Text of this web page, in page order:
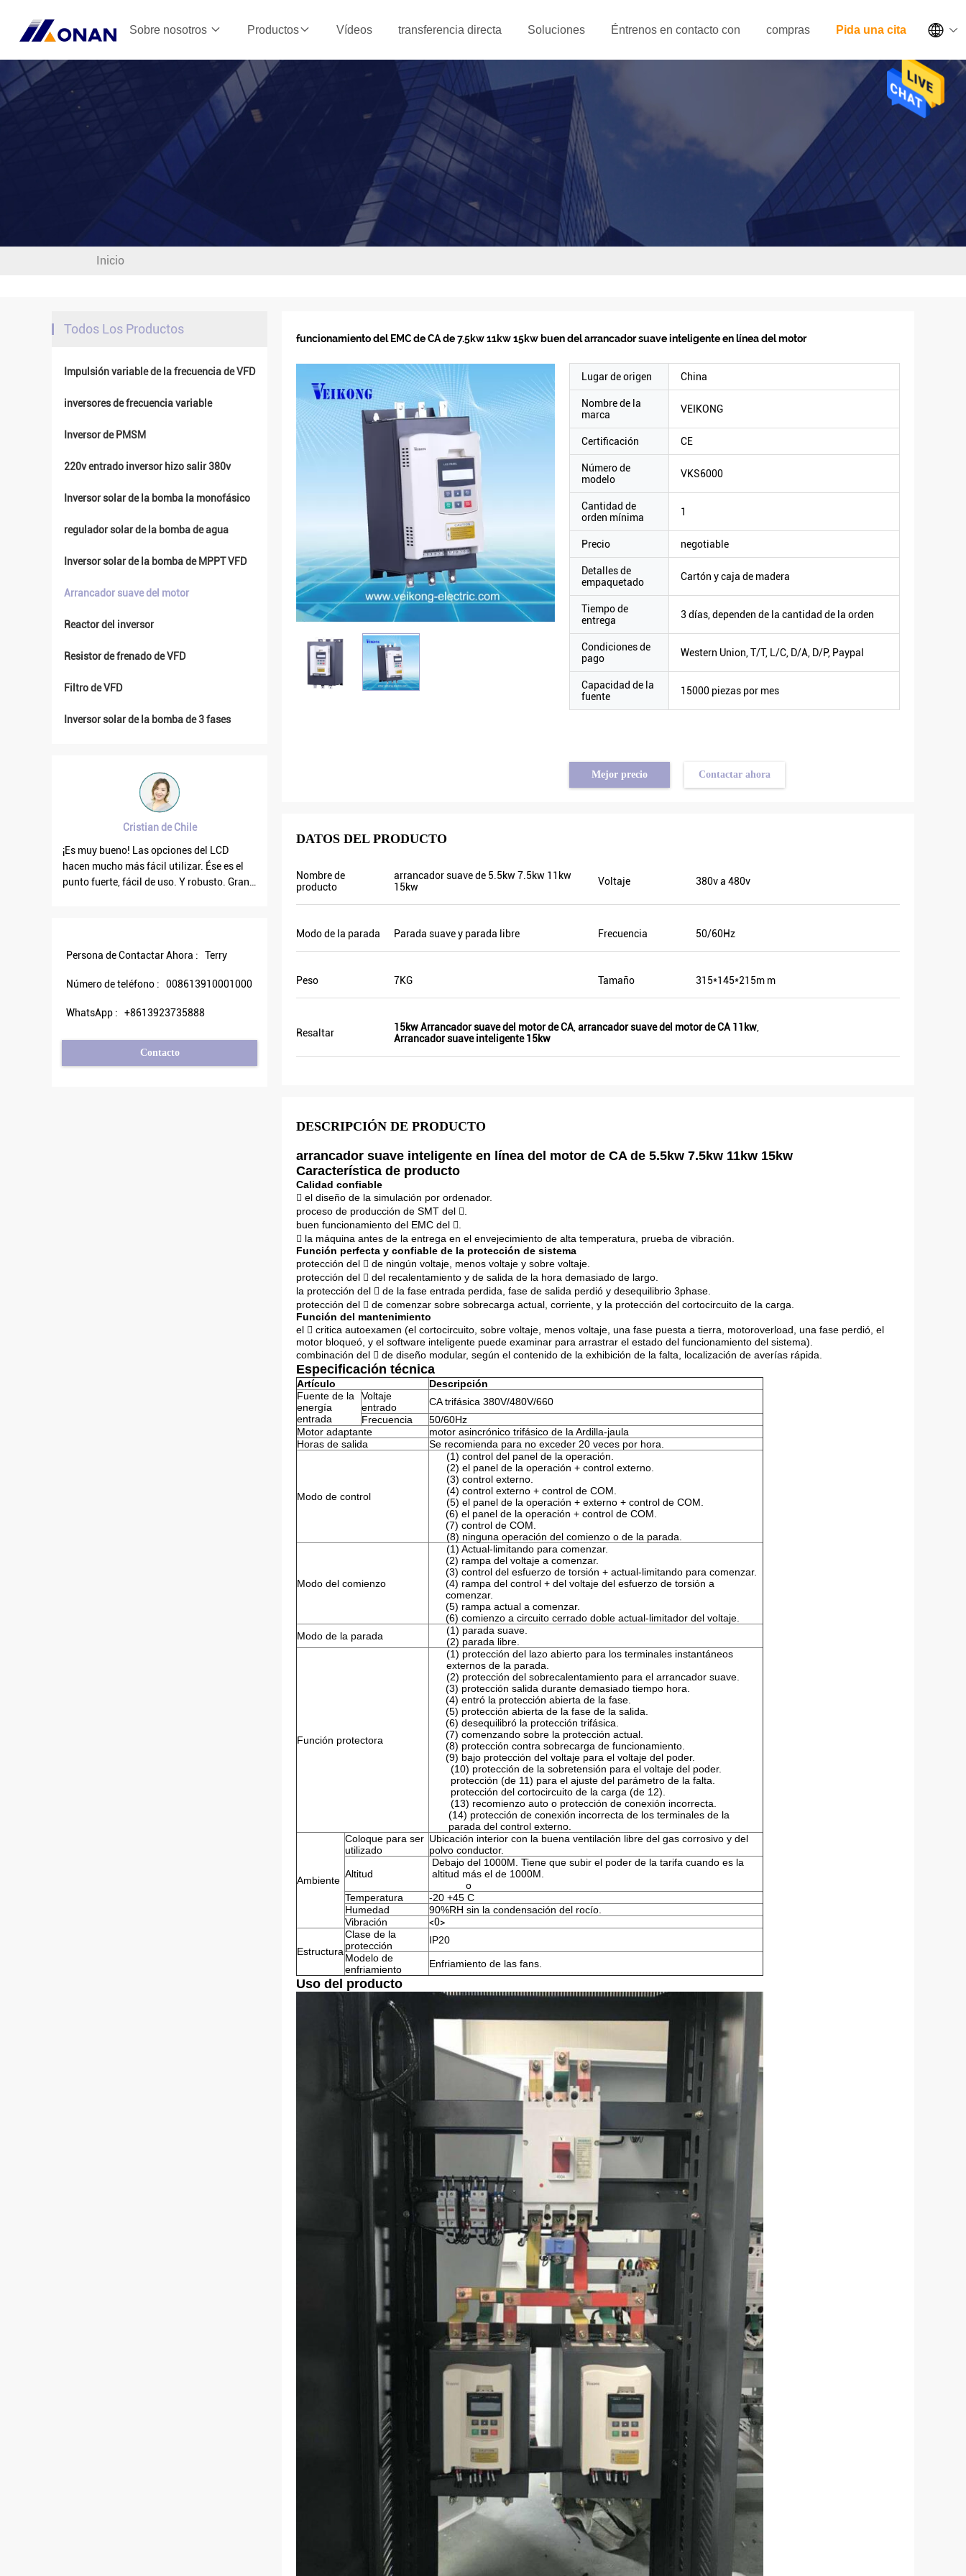
Sobre nosotros Productos Vídeos transferencia directa Soluciones Éntrenos en contacto con compras Pida una cita 
Inicio
Todos Los Productos
Impulsión variable de la frecuencia de VFD
inversores de frecuencia variable
Inversor de PMSM
220v entrado inversor hizo salir 380v
Inversor solar de la bomba la monofásico
regulador solar de la bomba de agua
Inversor solar de la bomba de MPPT VFD
Arrancador suave del motor
Reactor del inversor
Resistor de frenado de VFD
Filtro de VFD
Inversor solar de la bomba de 3 fases
Ése es el
robusto. Gran
Brahim assad de Siria
La frecuencia de la salida VFD500 es
estable cuando están fluctuando las otras.
También la corriente de salida es menos
preparamos algunos productos
año pasado solamente un agente local y
Persona de Contactar Ahora : Terry
Número de teléfono : 008613910001000
WhatsApp : +8613923735888
Contacto
funcionamiento del EMC de CA de 7.5kw 11kw 15kw buen del arrancador suave inteligente en línea del motor
Lugar de origen China
Nombre de la
marca
VEIKONG
Certificación CE
Número de
modelo
VKS6000
Cantidad de
orden mínima
1
Precio negotiable
Detalles de
empaquetado
Cartón y caja de madera
Tiempo de
entrega
3 días, dependen de la cantidad de la orden
Condiciones de
pago
Western Union, T/T, L/C, D/A, D/P, Paypal
Capacidad de la
fuente
15000 piezas por mes
Mejor precio Contactar ahora
DATOS DEL PRODUCTO
Nombre de
producto
arrancador suave de 5.5kw 7.5kw 11kw
15kw
Voltaje 380v a 480v
Modo de la parada Parada suave y parada libre Frecuencia 50/60Hz
Peso 7KG Tamaño 315*145*215m m
Resaltar 15kw Arrancador suave del motor de CA arrancador suave del motor de CA 11kw
Arrancador suave inteligente 15kw
DESCRIPCIÓN DE PRODUCTO
arrancador suave inteligente en línea del motor de CA de 5.5kw 7.5kw 11kw 15kw
Característica de producto
Calidad confiable
 el diseño de la simulación por ordenador.
proceso de producción de SMT del .
buen funcionamiento del EMC del .
 la máquina antes de la entrega en el envejecimiento de alta temperatura, prueba de vibración.
Función perfecta y confiable de la protección de sistema
protección del  de ningún voltaje, menos voltaje y sobre voltaje.
protección del  del recalentamiento y de salida de la hora demasiado de largo.
la protección del  de la fase entrada perdida, fase de salida perdió y desequilibrio 3phase.
protección del  de comenzar sobre sobrecarga actual, corriente, y la protección del cortocircuito de la carga.
Función del mantenimiento
el  critica autoexamen (el cortocircuito, sobre voltaje, menos voltaje, una fase puesta a tierra, motoroverload, una fase perdió, el
motor bloqueó, y el software inteligente puede examinar para arrastrar el estado del funcionamiento del sistema).
combinación del  de diseño modular, según el contenido de la exhibición de la falta, localización de averías rápida.
Especificación técnica
Artículo
Descripción
Fuente de la
energía
entrada
Voltaje
entrado
CA trifásica 380V/480V/660
Frecuencia
50/60Hz
Motor adaptante
motor asincrónico trifásico de la Ardilla-jaula
Horas de salida
Se recomienda para no exceder 20 veces por hora.
Modo de control
(1) control del panel de la operación.
(2) el panel de la operación + control externo.
(3) control externo.
(4) control externo + control de COM.
(5) el panel de la operación + externo + control de COM.
(6) el panel de la operación + control de COM.
(7) control de COM.
(8) ninguna operación del comienzo o de la parada.
Modo del comienzo
(1) Actual-limitando para comenzar.
(2) rampa del voltaje a comenzar.
(3) control del esfuerzo de torsión + actual-limitando para comenzar.
(4) rampa del control + del voltaje del esfuerzo de torsión a
comenzar.
(5) rampa actual a comenzar.
(6) comienzo a circuito cerrado doble actual-limitador del voltaje.
Modo de la parada
(1) parada suave.
(2) parada libre.
Función protectora
(1) protección del lazo abierto para los terminales instantáneos
externos de la parada.
(2) protección del sobrecalentamiento para el arrancador suave.
(3) protección salida durante demasiado tiempo hora.
(4) entró la protección abierta de la fase.
(5) protección abierta de la fase de la salida.
(6) desequilibró la protección trifásica.
(7) comenzando sobre la protección actual.
(8) protección contra sobrecarga de funcionamiento.
(9) bajo protección del voltaje para el voltaje del poder.
(10) protección de la sobretensión para el voltaje del poder.
protección (de 11) para el ajuste del parámetro de la falta.
protección del cortocircuito de la carga (de 12).
(13) recomienzo auto o protección de conexión incorrecta.
(14) protección de conexión incorrecta de los terminales de la
parada del control externo.
Ambiente
Coloque para ser
utilizado
Ubicación interior con la buena ventilación libre del gas corrosivo y del
polvo conductor.
Altitud
Debajo del 1000M. Tiene que subir el poder de la tarifa cuando es la
altitud más el de 1000M.
o
Temperatura
-20 +45 C
Humedad
90%RH sin la condensación del rocío.
Vibración
<0>
Estructura
Clase de la
protección
IP20
Modelo de
enfriamiento
Enfriamiento de las fans.
Uso del producto